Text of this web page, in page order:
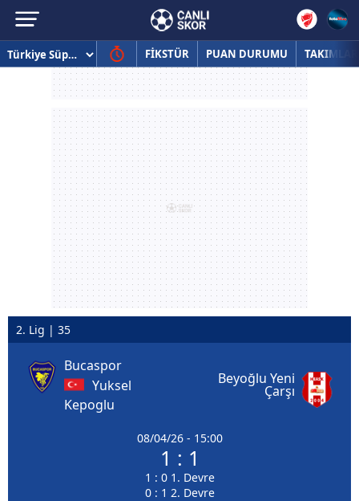
FİKSTÜR PUAN DURUMU TAKIMLAR
2. Lig | 35
Bucaspor
Yuksel
Kepoglu
08/04/26 - 15:00
1 : 1
1 : 0 1. Devre
0 : 1 2. Devre
Beyoğlu Yeni
Çarşı